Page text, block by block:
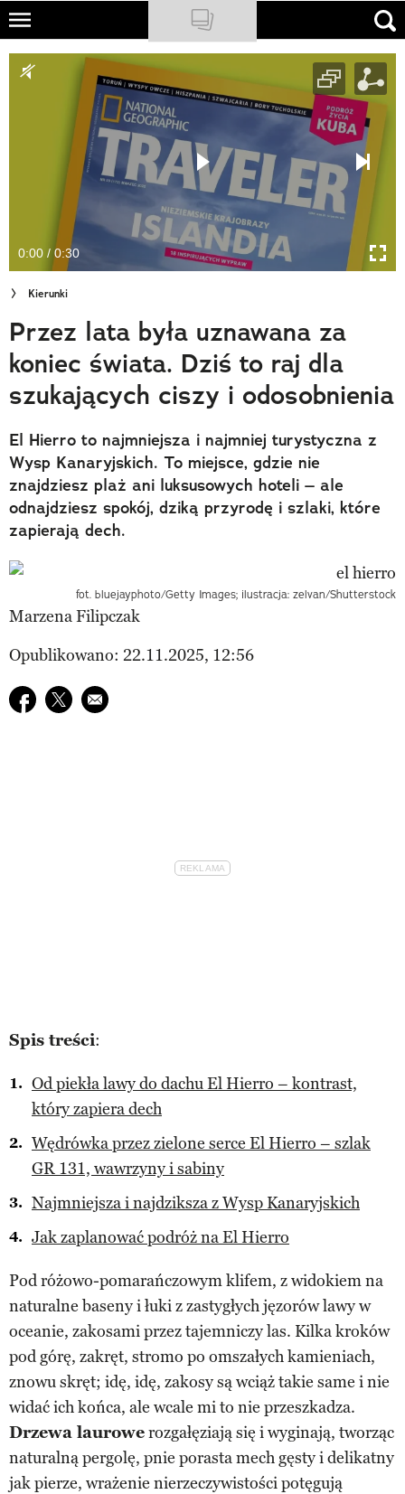
Skip
main
NATIONAL GEOGRAPHIC
TRAVELER
PODCASTY
Newsletter
Cuda Polski
Wielki Konkurs Fotograficzny
Trendbook Podróżniczy
Polecane
0:00 / 0:30
Kierunki
Przez lata była uznawana za
koniec świata. Dziś to raj dla
szukających ciszy i odosobnienia
El Hierro to najmniejsza i najmniej turystyczna z
Wysp Kanaryjskich. To miejsce, gdzie nie
znajdziesz plaż ani luksusowych hoteli – ale
odnajdziesz spokój, dziką przyrodę i szlaki, które
zapierają dech.
fot. bluejayphoto/Getty Images; ilustracja: zelvan/Shutterstock
Marzena Filipczak
Opublikowano: 22.11.2025, 12:56
Udostępnij na facebook
Udostępnij na twitter
E-mail do przyjaciela
Spis treści:
Od piekła lawy do dachu El Hierro – kontrast,
który zapiera dech
Wędrówka przez zielone serce El Hierro – szlak
GR 131, wawrzyny i sabiny
Najmniejsza i najdziksza z Wysp Kanaryjskich
Jak zaplanować podróż na El Hierro
Pod różowo-pomarańczowym klifem, z widokiem na
naturalne baseny i łuki z zastygłych jęzorów lawy w
oceanie, zakosami przez tajemniczy las. Kilka kroków
pod górę, zakręt, stromo po omszałych kamieniach,
znowu skręt; idę, idę, zakosy są wciąż takie same i nie
widać ich końca, ale wcale mi to nie przeszkadza.
Drzewa laurowerozgałęziają się i wyginają, tworząc
naturalną pergolę, pnie porasta mech gęsty i delikatny
jak pierze, wrażenie nierzeczywistości potęgują